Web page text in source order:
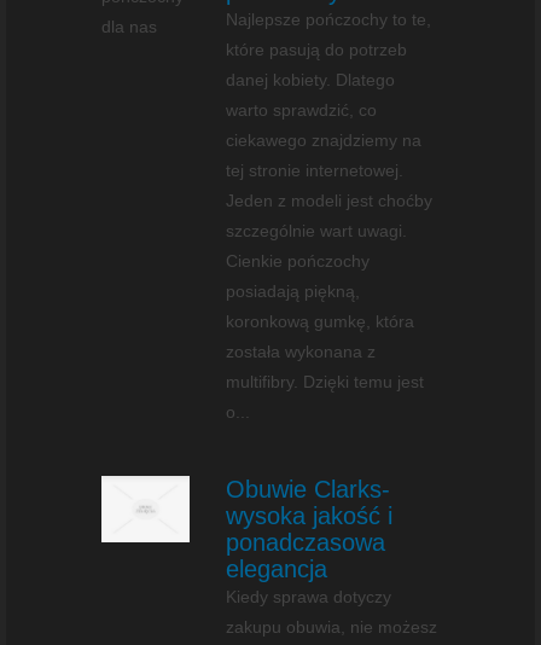
Najlepsze pończochy to te,
które pasują do potrzeb
danej kobiety. Dlatego
warto sprawdzić, co
ciekawego znajdziemy na
tej stronie internetowej.
Jeden z modeli jest choćby
szczególnie wart uwagi.
Cienkie pończochy
posiadają piękną,
koronkową gumkę, która
została wykonana z
multifibry. Dzięki temu jest
o...
Obuwie Clarks-
wysoka jakość i
ponadczasowa
elegancja
Kiedy sprawa dotyczy
zakupu obuwia, nie możesz